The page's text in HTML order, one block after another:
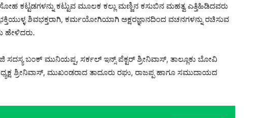
ಕಟ್ಟಡಗಳನ್ನು ಕಟ್ಟುವ ಮೂಲಕ ಕಲ್ಲು ಮಣ್ಣಿನ ಕಸುಬಿನ ಮಹತ್ವ ಎತ್ತಿಹಿಡಿದವರು
ಭಕ್ತಿಯುಳ್ಳ ಶಿವಭಕ್ತರಾಗಿ, ಕರ್ಮಯೋಗಿಯಾಗಿ ಅಕ್ಷರಜ್ಞಾನದಿಂದ ವಚನಗಳನ್ನು ರಚಿಸುವ
ಹೇಳಿದರು.
ಬಂಕ್ ಮುನಿಯಪ್ಪ, ಸರ್ಕಲ್ ಇನ್ಸ್ ಪೆಕ್ಟರ್ ಶ್ರೀನಿವಾಸ್, ತಾಲ್ಲೂಕು ಬೋವಿ
ಶ್ರೀನಿವಾಸ್, ಮುಖಂಡರಾದ ತಾದೂರು ರಘು, ರಾಜಪ್ಪ ಹಾಗೂ ಸಮುದಾಯದ